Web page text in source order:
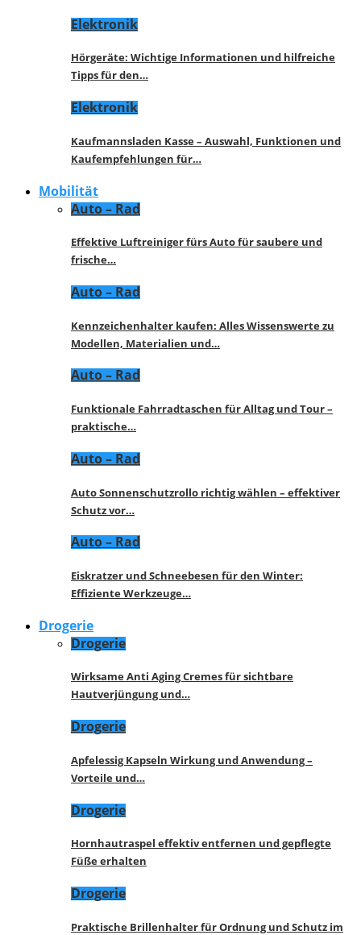
Elektronik
Hörgeräte: Wichtige Informationen und hilfreiche
Tipps für den…
Elektronik
Kaufmannsladen Kasse – Auswahl, Funktionen und
Kaufempfehlungen für…
Mobilität
Auto – Rad
Effektive Luftreiniger fürs Auto für saubere und
frische…
Auto – Rad
Kennzeichenhalter kaufen: Alles Wissenswerte zu
Modellen, Materialien und…
Auto – Rad
Funktionale Fahrradtaschen für Alltag und Tour –
praktische…
Auto – Rad
Auto Sonnenschutzrollo richtig wählen – effektiver
Schutz vor…
Auto – Rad
Eiskratzer und Schneebesen für den Winter:
Effiziente Werkzeuge…
Drogerie
Drogerie
Wirksame Anti Aging Cremes für sichtbare
Hautverjüngung und…
Drogerie
Apfelessig Kapseln Wirkung und Anwendung –
Vorteile und…
Drogerie
Hornhautraspel effektiv entfernen und gepflegte
Füße erhalten
Drogerie
Praktische Brillenhalter für Ordnung und Schutz im